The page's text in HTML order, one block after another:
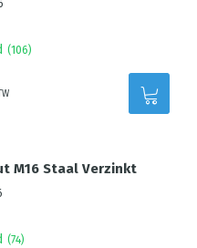
(106)
M16 Staal Verzinkt
(74)